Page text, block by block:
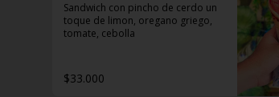
Sandwich con pincho de cerdo un
toque de limon, oregano griego,
tomate, cebolla
$33.000